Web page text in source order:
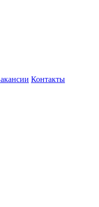
Контакты